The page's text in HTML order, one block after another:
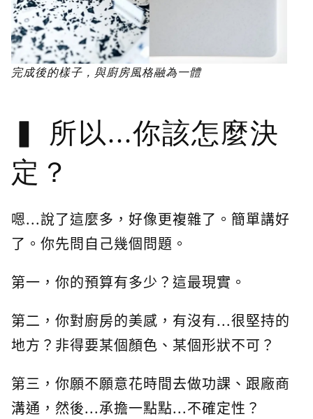
完成後的樣子，與廚房風格融為一體
所以...你該怎麼決
定？
嗯...說了這麼多，好像更複雜了。簡單講好
了。你先問自己幾個問題。
第一，你的預算有多少？這最現實。
第二，你對廚房的美感，有沒有...很堅持的
地方？非得要某個顏色、某個形狀不可？
第三，你願不願意花時間去做功課、跟廠商
溝通，然後...承擔一點點...不確定性？